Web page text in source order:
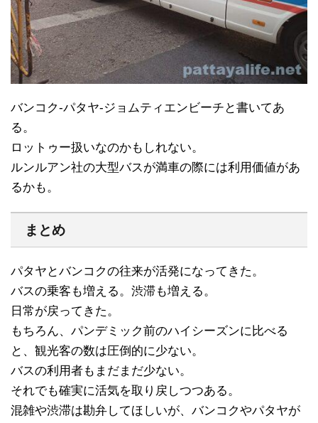
バンコク-パタヤ-ジョムティエンビーチと書いてあ
る。
ロットゥー扱いなのかもしれない。
ルンルアン社の大型バスが満車の際には利用価値があ
るかも。
まとめ
パタヤとバンコクの往来が活発になってきた。
バスの乗客も増える。渋滞も増える。
日常が戻ってきた。
もちろん、パンデミック前のハイシーズンに比べる
と、観光客の数は圧倒的に少ない。
バスの利用者もまだまだ少ない。
それでも確実に活気を取り戻しつつある。
混雑や渋滞は勘弁してほしいが、バンコクやパタヤが